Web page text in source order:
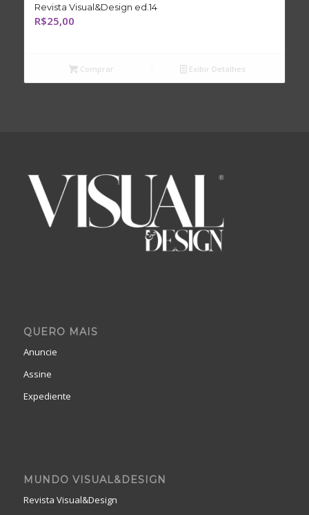
Revista Visual&Design ed.14
R$25,00
Comprar Exibir Detalhes
QUERO MAIS
Anuncie
Assine
Expediente
MUNDO VISUAL&DESIGN
Revista Visual&Design